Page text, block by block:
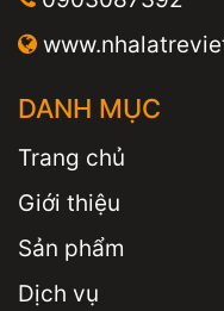
DANH MỤC
Trang chủ
Giới thiệu
Sản phẩm
Dịch vụ